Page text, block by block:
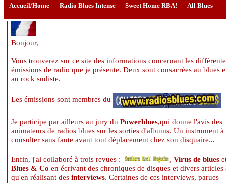
Accueil/Home Radio Blues Intense Sweet Home RBA! All Blues
Bonjour,
Vous trouverez sur ce site des informations concernant les
émissions de radio que je présente. Deux sont consacrées au blues
au rock sudiste.
Les émissions sont membres du
Je participe par ailleurs au jury du Powerblues,qui donne l'avis des
animateurs de radios blues sur les sorties d'albums. Un instrument à
consulter sans faute avant tout déplacement chez son disquaire...
Enfin, j'ai collaboré à trois revues : , Virus de blues
Blues & Co en écrivant des chroniques de disques et divers articles
qu'en réalisant des interviews. Certaines de ces interviews, parues